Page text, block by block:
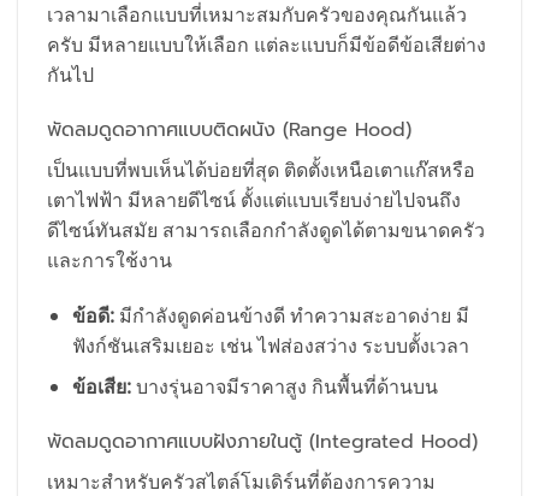
เวลามาเลือกแบบที่เหมาะสมกับครัวของคุณกันแล้ว
ครับ มีหลายแบบให้เลือก แต่ละแบบก็มีข้อดีข้อเสียต่าง
กันไป
พัดลมดูดอากาศแบบติดผนัง (Range Hood)
เป็นแบบที่พบเห็นได้บ่อยที่สุด ติดตั้งเหนือเตาแก๊สหรือ
เตาไฟฟ้า มีหลายดีไซน์ ตั้งแต่แบบเรียบง่ายไปจนถึง
ดีไซน์ทันสมัย สามารถเลือกกำลังดูดได้ตามขนาดครัว
และการใช้งาน
ข้อดี:มีกำลังดูดค่อนข้างดี ทำความสะอาดง่าย มี
ฟังก์ชันเสริมเยอะ เช่น ไฟส่องสว่าง ระบบตั้งเวลา
ข้อเสีย:บางรุ่นอาจมีราคาสูง กินพื้นที่ด้านบน
พัดลมดูดอากาศแบบฝังภายในตู้ (Integrated Hood)
เหมาะสำหรับครัวสไตล์โมเดิร์นที่ต้องการความ